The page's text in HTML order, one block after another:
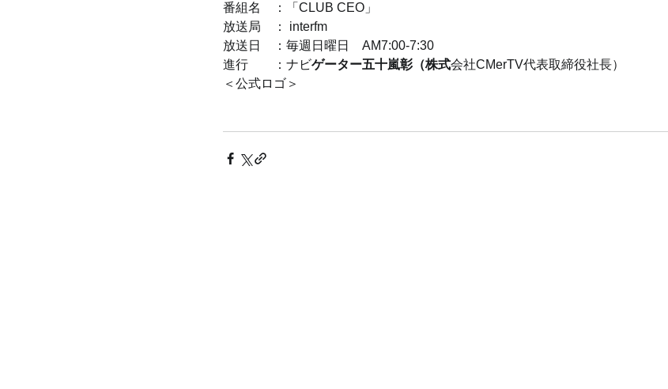
番組名　：「CLUB CEO」
放送局　： interfm
放送日　：毎週日曜日　AM7:00-7:30
進行　　：ナビゲーター五十嵐彰（株式会社CMerTV代表取締役社長）
＜公式ロゴ＞